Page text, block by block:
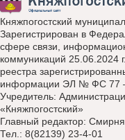
Княжпогостский
Зарегистрирован в
сфере связи,
коммуникаций 25.06.2024
реестра
информации ЭЛ № ФС 77
Учредитель:
«Княжпогостский»
Главный редактор:
Тел.: 8(82139) 23-4-01